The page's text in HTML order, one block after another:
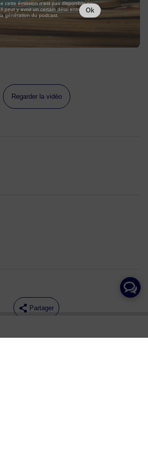
Regarder la vidéo
Partager
cette émission n'est pas disponible ou
peut y avoir un certain délai entre la fin de
génération du podcast.
Ok